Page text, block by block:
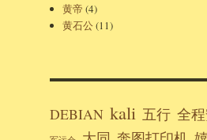
黄帝 (4)
黄石公(11)
DEBIAN kali 五行 全